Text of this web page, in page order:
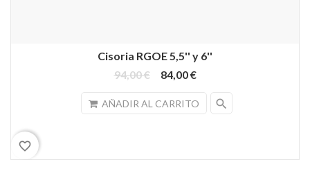
Cisoria RGOE 5,5'' y 6''
94,00 €
84,00 €
AÑADIR AL CARRITO search
favorite_border